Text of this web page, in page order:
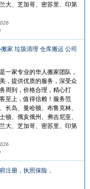
大、芝加哥、密苏里、印第
家 垃圾清理 仓库搬运 公司
一家专业的华人搬家团队，
，提供优质的服务，深受众
周到，价格合理，精心打
至上，值得信赖！服务范
长岛、曼哈顿、布鲁克林、
顿、俄亥俄州、弗吉尼亚、
大、芝加哥、密苏里、印第
注册，执照保险，